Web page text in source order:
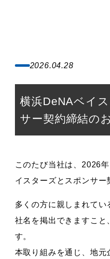
2026.04.28
横浜DeNAベイ
サー契約締結の
このたび当社は、2026
イスターズとスポンサー
多くの方に親しまれて
社名を掲出できますこと
す。
本取り組みを通じ、地元